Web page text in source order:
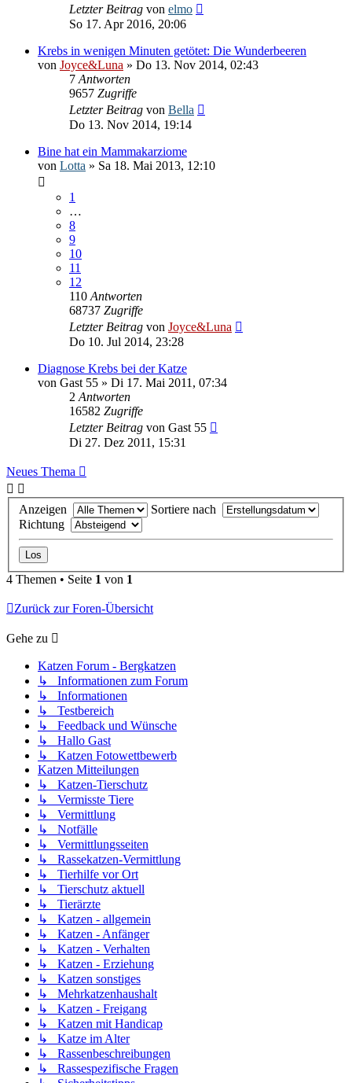
Letzter Beitrag von elmo
So 17. Apr 2016, 20:06
Krebs in wenigen Minuten getötet: Die Wunderbeeren
von Joyce&Luna » Do 13. Nov 2014, 02:43
7 Antworten
9657 Zugriffe
Letzter Beitrag von Bella
Do 13. Nov 2014, 19:14
Bine hat ein Mammakarziome
von Lotta » Sa 18. Mai 2013, 12:10
1
…
8
9
10
11
12
110 Antworten
68737 Zugriffe
Letzter Beitrag von Joyce&Luna
Do 10. Jul 2014, 23:28
Diagnose Krebs bei der Katze
von Gast 55 » Di 17. Mai 2011, 07:34
2 Antworten
16582 Zugriffe
Letzter Beitrag von Gast 55
Di 27. Dez 2011, 15:31
Neues Thema
Anzeigen
Sortiere nach
Richtung
4 Themen • Seite 1 von 1
Zurück zur Foren-Übersicht
Gehe zu
Katzen Forum - Bergkatzen
↳ Informationen zum Forum
↳ Informationen
↳ Testbereich
↳ Feedback und Wünsche
↳ Hallo Gast
↳ Katzen Fotowettbewerb
Katzen Mitteilungen
↳ Katzen-Tierschutz
↳ Vermisste Tiere
↳ Vermittlung
↳ Notfälle
↳ Vermittlungsseiten
↳ Rassekatzen-Vermittlung
↳ Tierhilfe vor Ort
↳ Tierschutz aktuell
↳ Tierärzte
↳ Katzen - allgemein
↳ Katzen - Anfänger
↳ Katzen - Verhalten
↳ Katzen - Erziehung
↳ Katzen sonstiges
↳ Mehrkatzenhaushalt
↳ Katzen - Freigang
↳ Katzen mit Handicap
↳ Katze im Alter
↳ Rassenbeschreibungen
↳ Rassespezifische Fragen